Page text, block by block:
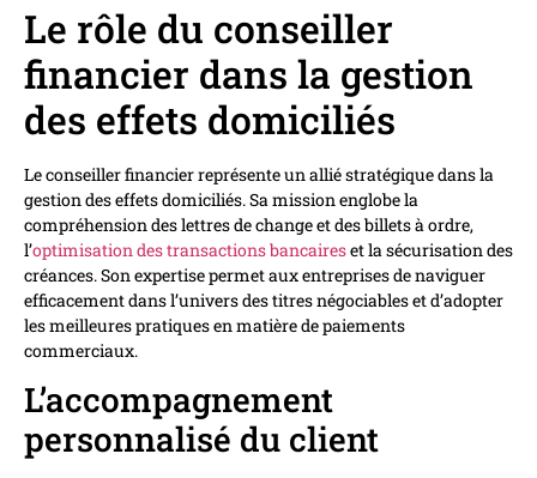
Le rôle du conseiller
financier dans la gestion
des effets domiciliés
Le conseiller financier représente un allié stratégique dans la
gestion des effets domiciliés. Sa mission englobe la
compréhension des lettres de change et des billets à ordre,
l’optimisation des transactions bancaireset la sécurisation des
créances. Son expertise permet aux entreprises de naviguer
efficacement dans l’univers des titres négociables et d’adopter
les meilleures pratiques en matière de paiements
commerciaux.
L’accompagnement
personnalisé du client